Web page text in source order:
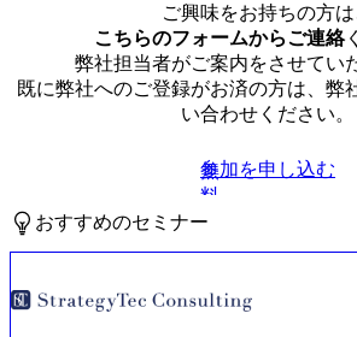
ご興味をお持ちの方は
こちらのフォームからご連絡
弊社担当者がご案内をさせてい
既に弊社へのご登録がお済の方は、弊
い合わせください。
無
料
参加を申し込む
おすすめのセミナー